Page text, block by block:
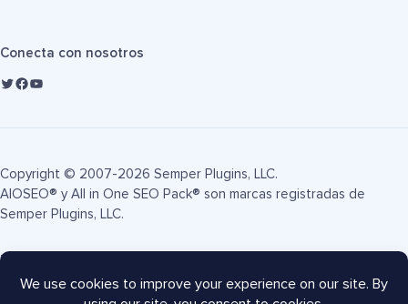
Conecta con nosotros
Copyright © 2007-2026 Semper Plugins, LLC.
AIOSEO® y All in One SEO Pack® son marcas registradas de
Semper Plugins, LLC.
Términos de servicio
Divulgación FTC
Mapa del sitio Cupón AIOSEO